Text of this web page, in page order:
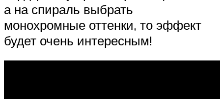
а на спираль выбрать
монохромные оттенки, то эффект
будет очень интересным!